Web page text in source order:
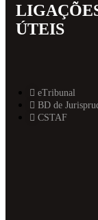
ÚTEIS
eTribunal
BD de
CSTAF